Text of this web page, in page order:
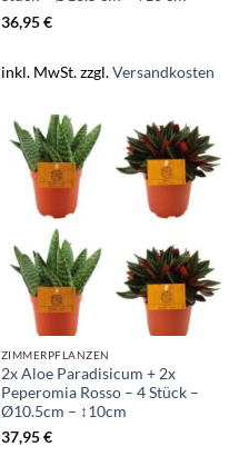
36,95€
inkl. MwSt.zzgl.Versandkosten
ZIMMERPFLANZEN
2x Aloe Paradisicum + 2x
Peperomia Rosso – 4 Stück –
Ø10.5cm – ↕10cm
37,95€